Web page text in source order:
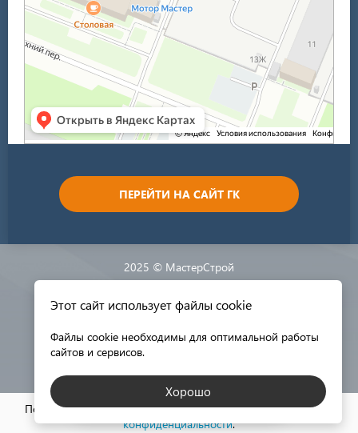
ПЕРЕЙТИ НА САЙТ ГК
2025 © МастерСтрой
Разработка сайта:
Пользуясь этим сайтом, вы соглашаетесь с нашейполитикой
конфиденциальности.
Этот сайт использует файлы cookie
Файлы cookie необходимы для оптимальной работы
сайтов и сервисов.
Хорошо
КАТАЛОГ МАТЕРИАЛОВ